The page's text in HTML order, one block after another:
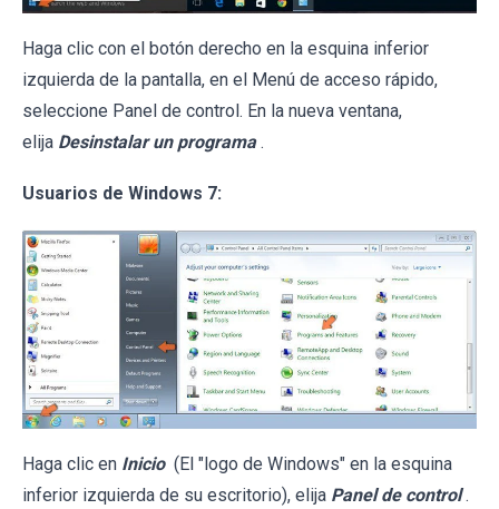
Haga clic con el botón derecho en la esquina inferior
izquierda de la pantalla, en el Menú de acceso rápido,
seleccione Panel de control. En la nueva ventana,
elija Desinstalar un programa .
Usuarios de Windows 7:
Haga clic en Inicio (El "logo de Windows" en la esquina
inferior izquierda de su escritorio), elija Panel de control .